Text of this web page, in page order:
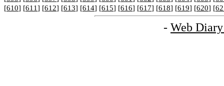
[610] [611] [612] [613] [614] [615] [616] [617] [618] [619] [620] [
- Web